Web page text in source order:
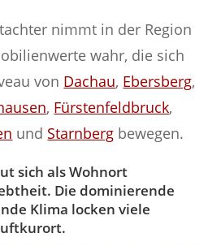
nimmt in der Region
wahr, die sich
von Dachau, Ebersberg,
, Fürstenfeldbruck,
und Starnberg bewegen.
sich als Wohnort
Die dominierende
Klima locken viele